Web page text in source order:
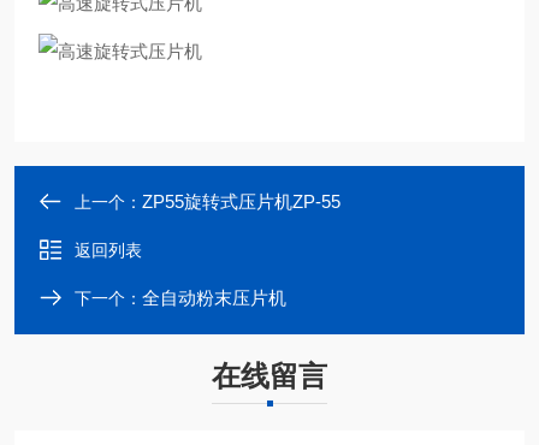
上一个： ZP55旋转式压片机ZP-55
返回列表
下一个： 全自动粉末压片机
在线留言